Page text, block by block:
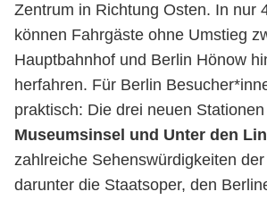
Zentrum in Richtung Osten. In nur
können Fahrgäste ohne Umstieg
Hauptbahnhof und Berlin Hönow
herfahren. Für Berlin
praktisch: Die drei neuen Stationen
Museumsinsel und Unter den
zahlreiche Sehenswürdigkeiten
darunter die Staatsoper, den